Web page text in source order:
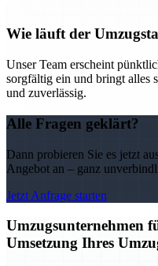
Wie läuft der
Unser Team erscheint
sorgfältig ein und bringt alles
und zuverlässig.
Alle Fragen geklärt?
Dann probieren Sie es jetzt
Angebot an – ganz
Jetzt Anfrage starten
Umzugsunternehmen
Umsetzung Ihres